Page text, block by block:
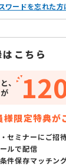
ワードを忘れた
こちら
、
限定特典が
セミナーにご招
ルで配信
件保存マッチン